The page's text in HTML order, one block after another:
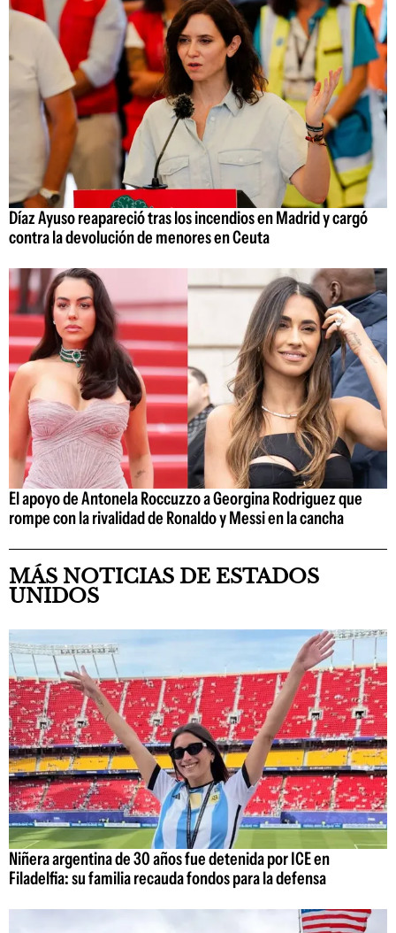
Díaz Ayuso reapareció tras los incendios en Madrid y cargó
contra la devolución de menores en Ceuta
El apoyo de Antonela Roccuzzo a Georgina Rodriguez que
rompe con la rivalidad de Ronaldo y Messi en la cancha
MÁS NOTICIAS DE ESTADOS
UNIDOS
Niñera argentina de 30 años fue detenida por ICE en
Filadelfia: su familia recauda fondos para la defensa